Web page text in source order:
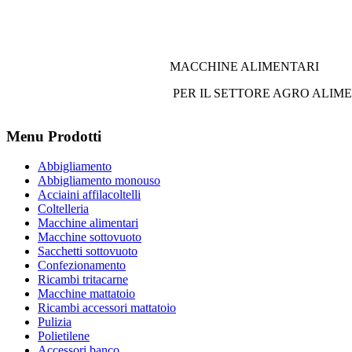
MACCHINE ALIMENTARI
PER IL SETTORE AGRO
Menu Prodotti
Abbigliamento
Abbigliamento monouso
Acciaini affilacoltelli
Coltelleria
Macchine alimentari
Macchine sottovuoto
Sacchetti sottovuoto
Confezionamento
Ricambi tritacarne
Macchine mattatoio
Ricambi accessori mattatoio
Pulizia
Polietilene